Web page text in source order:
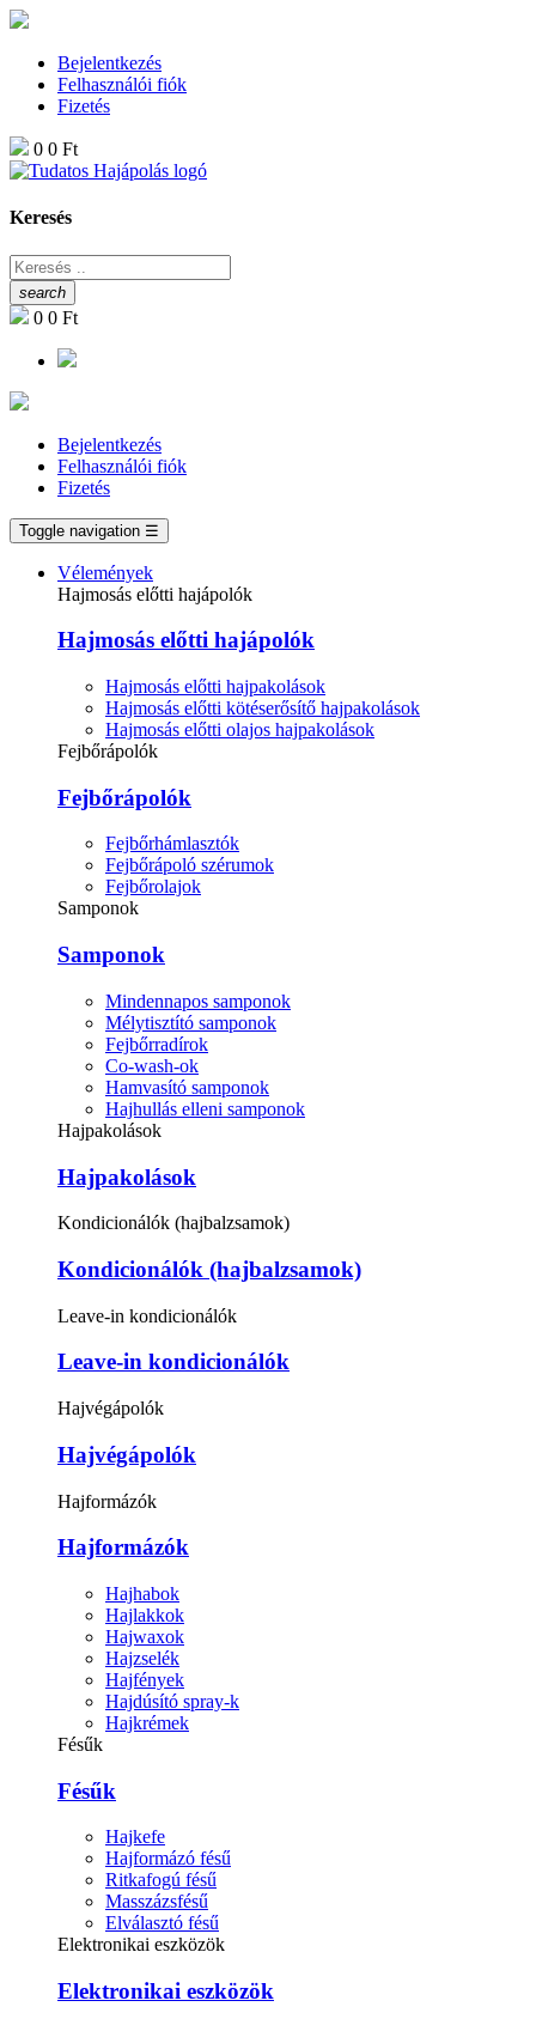
Bejelentkezés
Felhasználói fiók
Fizetés
0 0 Ft
Keresés
search
0 0 Ft
Bejelentkezés
Felhasználói fiók
Fizetés
Toggle navigation ☰
Vélemények
Hajmosás előtti hajápolók
Hajmosás előtti hajápolók
Hajmosás előtti hajpakolások
Hajmosás előtti kötéserősítő hajpakolások
Hajmosás előtti olajos hajpakolások
Fejbőrápolók
Fejbőrápolók
Fejbőrhámlasztók
Fejbőrápoló szérumok
Fejbőrolajok
Samponok
Samponok
Mindennapos samponok
Mélytisztító samponok
Fejbőrradírok
Co-wash-ok
Hamvasító samponok
Hajhullás elleni samponok
Hajpakolások
Hajpakolások
Kondicionálók (hajbalzsamok)
Kondicionálók (hajbalzsamok)
Leave-in kondicionálók
Leave-in kondicionálók
Hajvégápolók
Hajvégápolók
Hajformázók
Hajformázók
Hajhabok
Hajlakkok
Hajwaxok
Hajzselék
Hajfények
Hajdúsító spray-k
Hajkrémek
Fésűk
Fésűk
Hajkefe
Hajformázó fésű
Ritkafogú fésű
Masszázsfésű
Elválasztó fésű
Elektronikai eszközök
Elektronikai eszközök